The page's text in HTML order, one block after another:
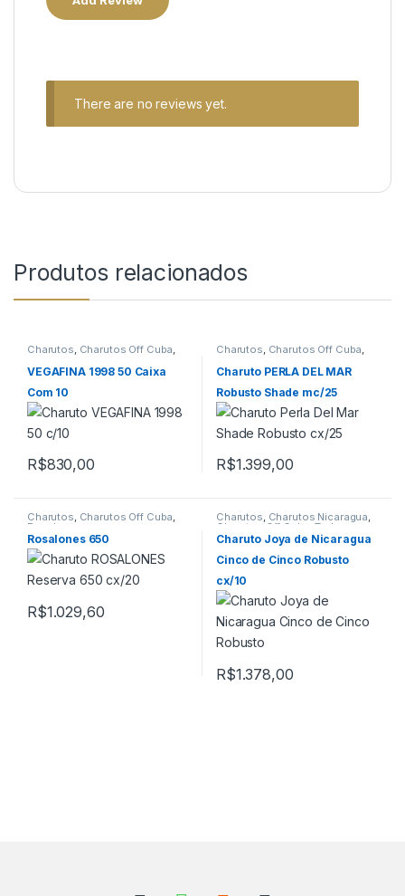
There are no reviews yet.
Produtos relacionados
Charutos Charutos Off Cuba
Charutos Vegafina
Página
VEGAFINA 1998 50 Caixa
Com 10
R$830,00
Charutos Charutos Off Cuba
Perla Del Mar
Charuto PERLA DEL MAR
Robusto Shade mc/25
R$1.399,00
Charutos, Charutos Off Cuba,
Rosalones
Rosalones 650
R$1.029,60
Charutos, Charutos Nicaragua,
Charutos Off Cuba ,Todos
Produtos
Charuto Joya de Nicaragua
Cinco de Cinco Robusto
cx/10
R$1.378,00